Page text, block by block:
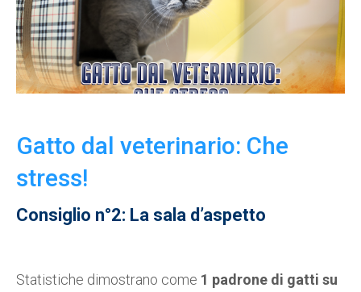
Gatto dal veterinario: Che
stress!
Consiglio n°2: La sala d’aspetto
Statistiche dimostrano come 1 padrone di gatti su